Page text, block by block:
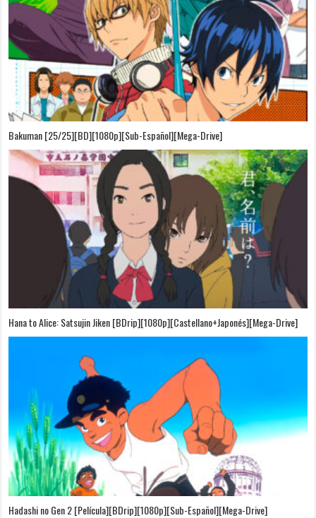
Bakuman [25/25][BD][1080p][Sub-Español][Mega-Drive]
Hana to Alice: Satsujin Jiken [BDrip][1080p][Castellano+Japonés][Mega-Drive]
Hadashi no Gen 2 [Película][BDrip][1080p][Sub-Español][Mega-Drive]